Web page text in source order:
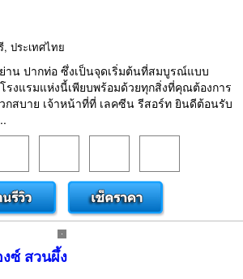
, ประเทศไทย
าน ปากท่อ ซึ่งเป็นจุดเริ่มต้นที่สมบูรณ์แบบ
รงแรมแห่งนี้เพียบพร้อมด้วยทุกสิ่งที่คุณต้องการ
กสบาย เจ้าหน้าที่ที่ เลคซีน รีสอร์ท ยินดีต้อนรับ
ซ์ สวนผึ้ง